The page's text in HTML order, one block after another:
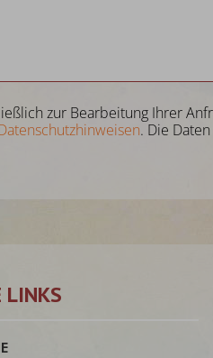
zur Bearbeitung Ihrer
. Die
LINKS